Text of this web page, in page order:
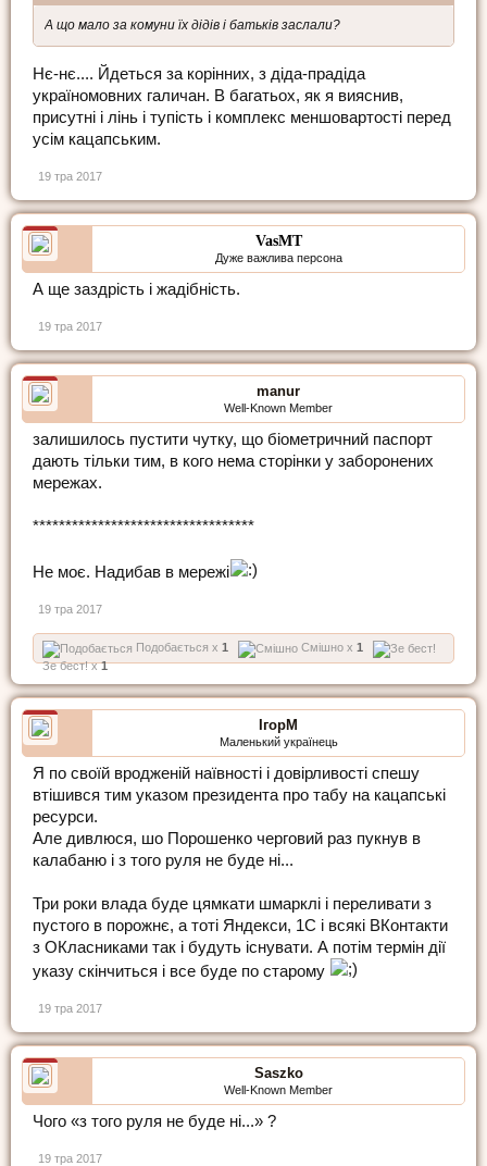
А що мало за комуни їх дідів і батьків заслали?
Нє-нє.... Йдеться за корінних, з діда-прадіда
україномовних галичан. В багатьох, як я вияснив,
присутні і лінь і тупість і комплекс меншовартості перед
усім кацапським.
19 тра 2017
VasMT
Дуже важлива персона
А ще заздрість і жадібність.
19 тра 2017
manur
Well-Known Member
залишилось пустити чутку, що бiометричний паспорт
дають тiльки тим, в кого нема сторiнки у заборонених
мережах.
**********************************
Не моє. Надибав в мережі
19 тра 2017
Подобається x 1 Смішно x 1
Зе бест! x1
ІгорМ
Маленький українець
Я по своїй вродженій наївності і довірливості спешу
втішився тим указом президента про табу на кацапські
ресурси.
Але дивлюся, шо Порошенко черговий раз пукнув в
калабаню і з того руля не буде ні...
Три роки влада буде цямкати шмарклі і переливати з
пустого в порожнє, а тоті Яндекси, 1С і всякі ВКонтакти
з ОКласниками так і будуть існувати. А потім термін дії
указу скінчиться і все буде по старому
19 тра 2017
Saszko
Well-Known Member
Чого «з того руля не буде ні...» ?
19 тра 2017